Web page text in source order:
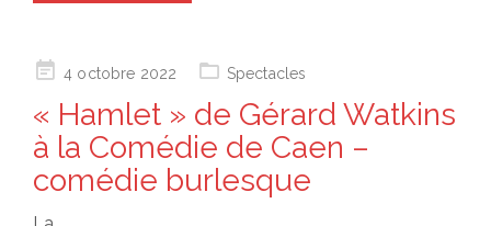
Posted4 octobre 2022 Spectacles
« Hamlet » de Gérard Watkins
à la Comédie de Caen –
comédie burlesque